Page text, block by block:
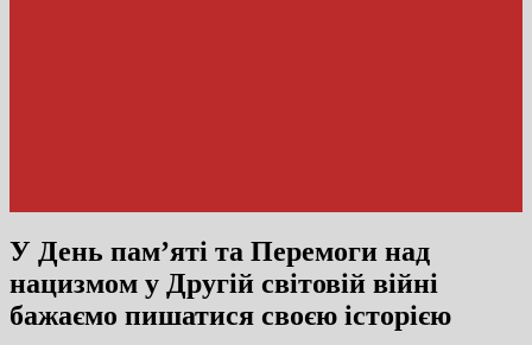
У День пам’яті та Перемоги над
нацизмом у Другій світовій війні
бажаємо пишатися своєю історією